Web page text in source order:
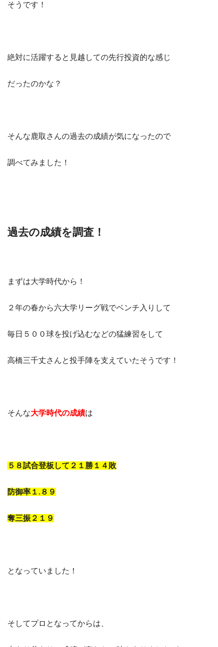
そうです！
絶対に活躍すると見越しての先行投資的な感じ
だったのかな？
そんな鹿取さんの過去の成績が気になったので
調べてみました！
過去の成績を調査！
まずは大学時代から！
２年の春から六大学リーグ戦でベンチ入りして
毎日５００球を投げ込むなどの猛練習をして
高橋三千丈さんと投手陣を支えていたそうです！
そんな大学時代の成績は
５８試合登板して２１勝１４敗
防御率１.８９
奪三振２１９
となっていました！
そしてプロとなってからは、